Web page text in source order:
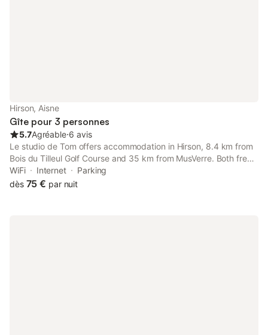
Hirson, Aisne
Gîte pour 3 personnes
5.7Agréable⋅6 avis
Le studio de Tom offers accommodation in Hirson, 8.4 km from
Bois du Tilleul Golf Course and 35 km from MusVerre. Both free
WiFi and parking on-site are accessible at the apartment free of
charge.
WiFi Internet
Parking
dès 75 € par nuit